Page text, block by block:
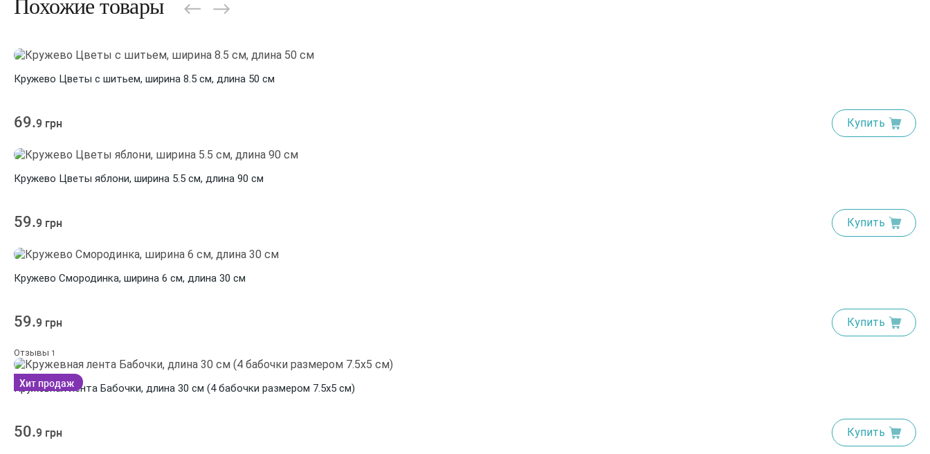
Похожие товары
Кружево Цветы с шитьем, ширина 8.5 см, длина 50 см
69.9 грн Купить
Кружево Цветы яблони, ширина 5.5 см, длина 90 см
59.9 грн Купить
Кружево Смородинка, ширина 6 см, длина 30 см
59.9 грн Купить
Отзывы 1
Кружевная лента Бабочки, длина 30 см (4 бабочки размером 7.5х5 см)
50.9 грн Купить
Хит продаж